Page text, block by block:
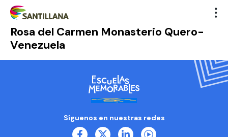
Rosa del Carmen Monasterio Quero-
Venezuela
Síguenos en nuestras redes